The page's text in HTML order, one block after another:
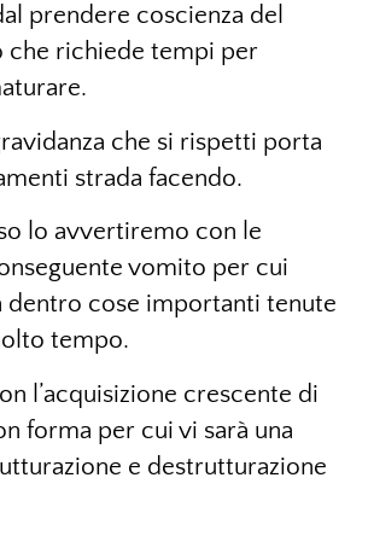
prendere coscienza del
che richiede tempi per
che si rispetti porta
strada facendo.
lo avvertiremo con le
vomito per cui
dentro cose importanti tenute
tempo.
l’acquisizione crescente di
forma per cui vi sarà una
e destrutturazione